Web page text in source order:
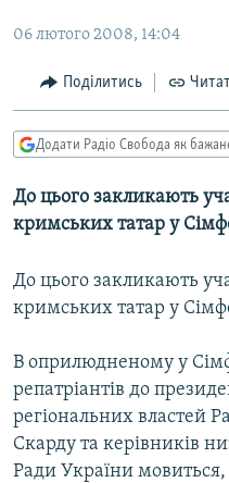
Перейти
пошукуКУЛЬТУРА
СПОРТ
СВІТ
ДОНБАС.РЕАЛІЇ
КРИМ.РЕАЛІЇ
ТИ ЯК?
КИТАЙ.ВИКЛИКИ
ФОТО
СПЕЦПРОЄКТИ
ПОДКАСТИ
КРИМ РЕАЛІЇ
РУС
06 лютого 2008, 14:04
Поділитись
Додати Радіо Свобода як
До цього закликають
кримських татар у
До цього закликають
кримських татар у
В оприлюдненому у
репатріантів до
регіональних властей
Скарду та керівників
Ради України